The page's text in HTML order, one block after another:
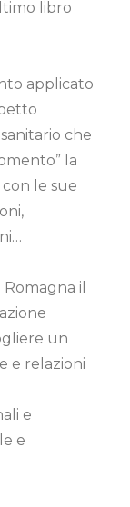
libro
applicato
che
la
le sue
il
un
e relazioni
e
e